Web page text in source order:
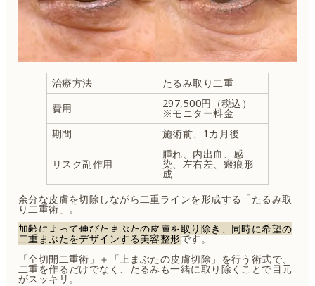
治療方法
たるみ取り二重
費用
297,500円（税込）
※モニター料金
期間
施術前、1カ月後
リスク副作用
腫れ、内出血、感
染、左右差、瘢痕形
成
余分な皮膚を切除しながら二重ラインを形成する「たるみ取
り二重術」。
加齢によって伸びたまぶたの皮膚を取り除き、同時に希望の
二重まぶたをデザインする美容整形です。
「全切開二重術」＋「上まぶたの皮膚切除」を行う術式で、
二重を作るだけでなく、たるみも一緒に取り除くことで目元
がスッキリ。